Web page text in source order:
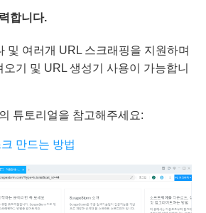
합니다.
및 여러개 URL 스크래핑을 지원하며
기 및 URL 생성기 사용이 가능합니
튜토리얼을 참고해주세요:
만드는 방법